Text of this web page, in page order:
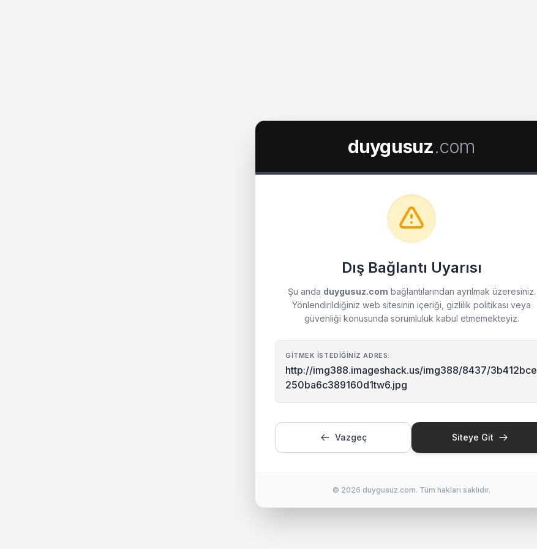
duygusuz.com
Dış Bağlantı Uyarısı
Şu anda duygusuz.com bağlantılarından ayrılmak üzeresiniz.
Yönlendirildiğiniz web sitesinin içeriği, gizlilik politikası veya
güvenliği konusunda sorumluluk kabul etmemekteyiz.
GITMEK İSTEDIĞINIZ ADRES:
http://img388.imageshack.us/img388/8437/3b412bce
250ba6c389160d1tw6.jpg
Vazgeç Siteye Git
© 2026 duygusuz.com. Tüm hakları saklıdır.